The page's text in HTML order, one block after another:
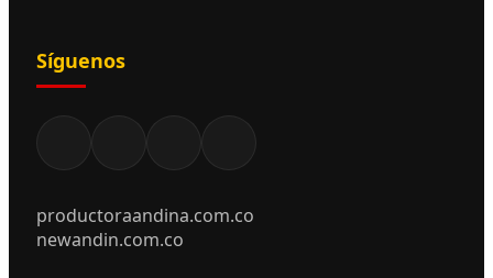
Síguenos
productoraandina.com.co
newandin.com.co